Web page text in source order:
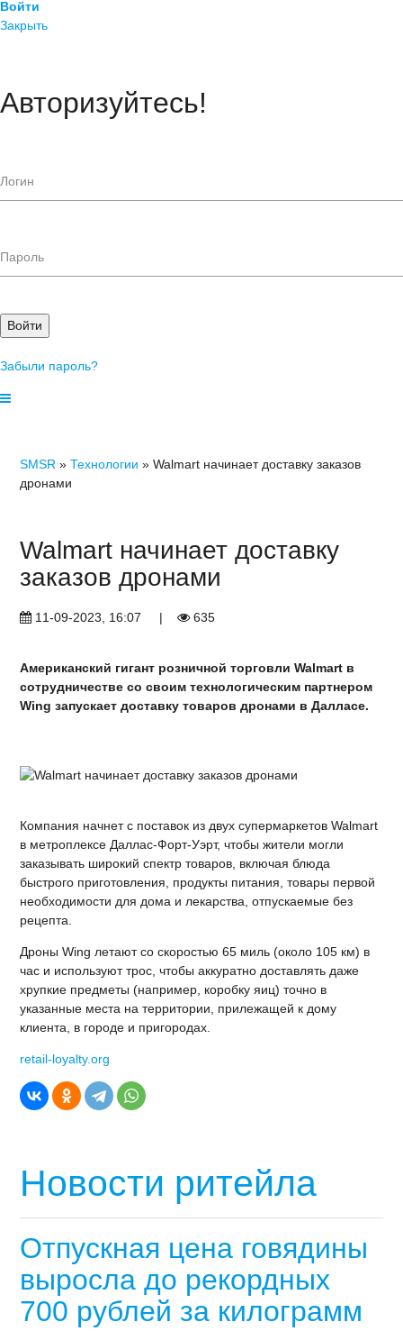
Войти
Закрыть
Авторизуйтесь!
Войти
Забыли пароль?
SMSR »Технологии » Walmart начинает доставку заказов
дронами
Walmart начинает доставку
заказов дронами
11-09-2023, 16:07 | 635
Американский гигант розничной торговли Walmart в
сотрудничестве со своим технологическим партнером
Wing запускает доставку товаров дронами в Далласе.
Компания начнет с поставок из двух супермаркетов Walmart
в метроплексе Даллас-Форт-Уэрт, чтобы жители могли
заказывать широкий спектр товаров, включая блюда
быстрого приготовления, продукты питания, товары первой
необходимости для дома и лекарства, отпускаемые без
рецепта.
Дроны Wing летают со скоростью 65 миль (около 105 км) в
час и используют трос, чтобы аккуратно доставлять даже
хрупкие предметы (например, коробку яиц) точно в
указанные места на территории, прилежащей к дому
клиента, в городе и пригородах.
retail-loyalty.org
Новости ритейла
Отпускная цена говядины
выросла до рекордных
700 рублей за килограмм